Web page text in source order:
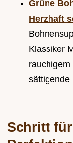
Grüne
Herzhaft
Klassiker
rauchigem
sättigende
Schritt